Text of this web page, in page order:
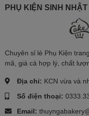
PHỤ KIỆN SINH
Chuyên sỉ lẻ Phụ Kiện
mã, giá cả hợp lý, chất
Địa chỉ: KCN vừa và
Số điện thoại:
Email: